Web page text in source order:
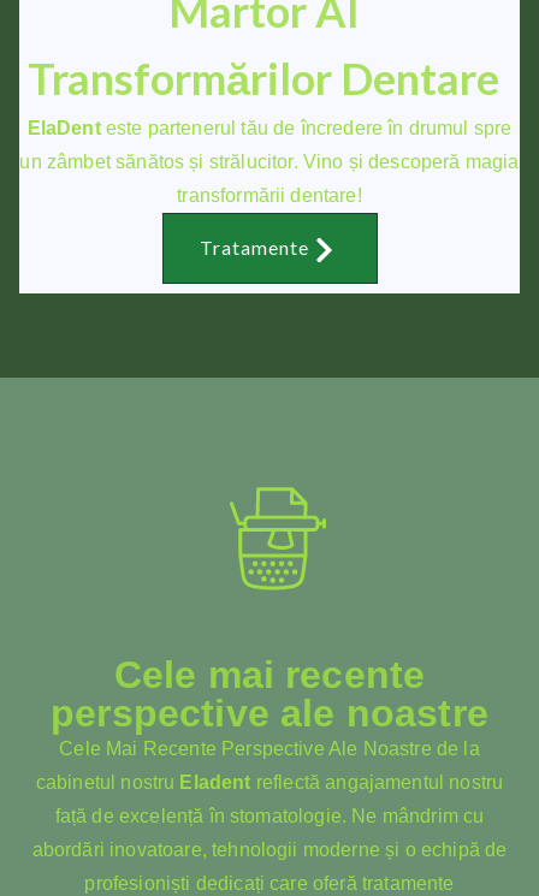
Martor Al
Transformărilor Dentare
ElaDenteste partenerul tău de încredere în drumul spre
un zâmbet sănătos și strălucitor. Vino și descoperă magia
transformării dentare!
Tratamente
Cele mai recente
perspective ale noastre
Cele Mai Recente Perspective Ale Noastre de la
cabinetul nostru Eladent reflectă angajamentul nostru
față de excelență în stomatologie. Ne mândrim cu
abordări inovatoare, tehnologii moderne și o echipă de
profesioniști dedicați care oferă tratamente